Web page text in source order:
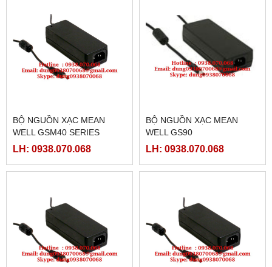
BỘ NGUỒN XẠC MEAN
WELL GSM40 SERIES
LH: 0938.070.068
BỘ NGUỒN XẠC MEAN
WELL GS90
LH: 0938.070.068